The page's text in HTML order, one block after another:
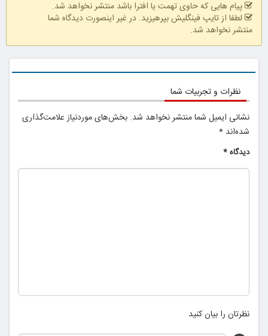
بلفاروپلاستی
پیام هایی که حاوی تهمت یا افترا باشد منتشر نخواهد شد.
لطفا از تایپ فینگلیش بپرهیزید. در غیر اینصورت دیدگاه شما
منتشر نخواهد شد.
نظرات و تجربیات شما
نشانی ایمیل شما منتشر نخواهد شد. بخش‌های موردنیاز علامت‌گذاری
شده‌اند *
دیدگاه*
نظرتان را بیان کنید